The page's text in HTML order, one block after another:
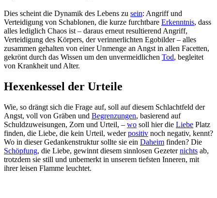
Dies scheint die Dynamik des Lebens zu sein: Angriff und
Verteidigung von Schablonen, die kurze furchtbare Erkenntnis, dass
alles lediglich Chaos ist – daraus erneut resultierend Angriff,
Verteidigung des Körpers, der verinnerlichten Egobilder – alles
zusammen gehalten von einer Unmenge an Angst in allen Facetten,
gekrönt durch das Wissen um den unvermeidlichen Tod, begleitet
von Krankheit und Alter.
Hexenkessel der Urteile
Wie, so drängt sich die Frage auf, soll auf diesem Schlachtfeld der
Angst, voll von Gräben und Begrenzungen, basierend auf
Schuldzuweisungen, Zorn und Urteil, – wo soll hier die Liebe Platz
finden, die Liebe, die kein Urteil, wederpositiv noch negativ, kennt?
Wo in dieser Gedankenstruktur sollte sie ein Daheim finden? Die
Schöpfung, die Liebe, gewinnt diesem sinnlosen Gezeternichts ab,
trotzdem sie still und unbemerkt in unserem tiefsten Inneren, mit
ihrer leisen Flamme leuchtet.